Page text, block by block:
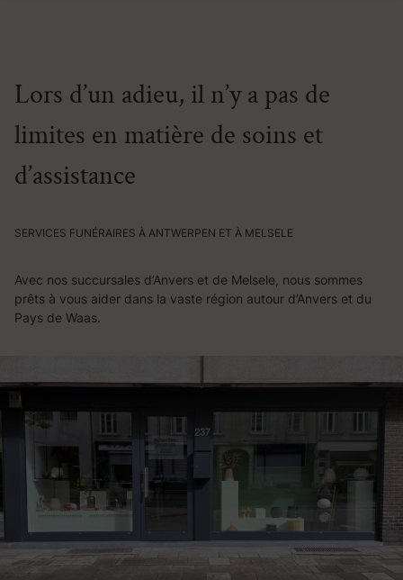
SERVICES FUNÉRAIRES À ANTWERPEN ET À MELSELE
Lors d’un adieu, il n’y a pas de
limites en matière de soins et
d’assistance
Avec nos succursales d’Anvers et de Melsele, nous sommes
prêts à vous aider dans la vaste région autour d’Anvers et du
Pays de Waas.